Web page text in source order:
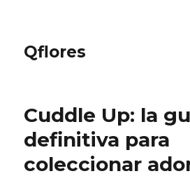
Qflores
Cuddle Up: la
definitiva para
coleccionar